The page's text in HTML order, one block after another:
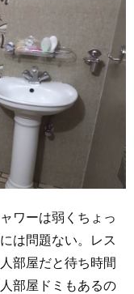
ワーは弱くちょっ
は問題ない。レス
部屋だと待ち時間
部屋ドミもあるの